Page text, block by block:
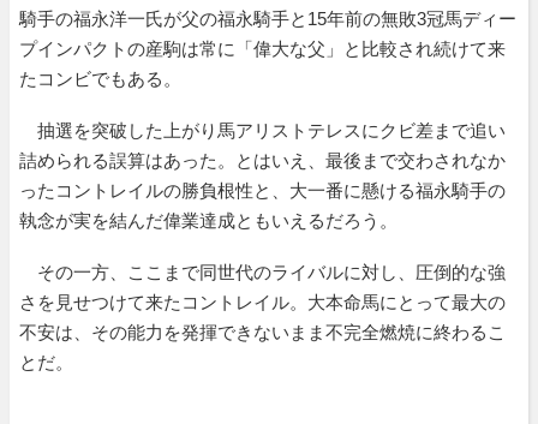
騎手の福永洋一氏が父の福永騎手と15年前の無敗3冠馬ディー
プインパクトの産駒は常に「偉大な父」と比較され続けて来
たコンビでもある。
抽選を突破した上がり馬アリストテレスにクビ差まで追い
詰められる誤算はあった。とはいえ、最後まで交わされなか
ったコントレイルの勝負根性と、大一番に懸ける福永騎手の
執念が実を結んだ偉業達成ともいえるだろう。
その一方、ここまで同世代のライバルに対し、圧倒的な強
さを見せつけて来たコントレイル。大本命馬にとって最大の
不安は、その能力を発揮できないまま不完全燃焼に終わるこ
とだ。